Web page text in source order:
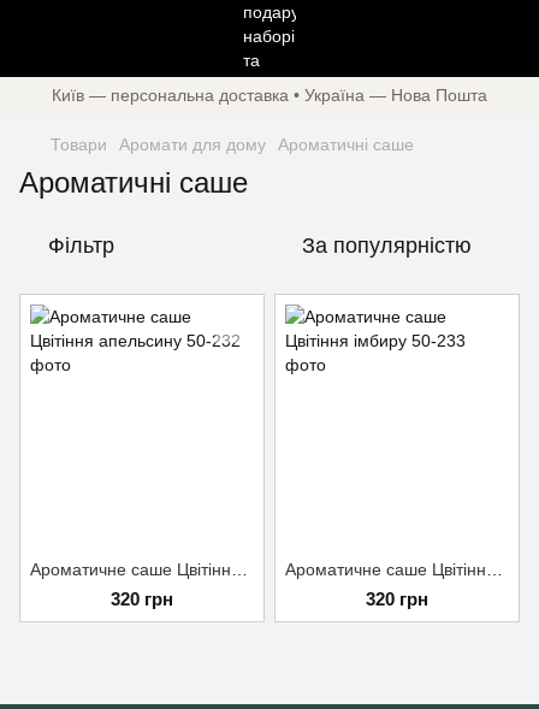
Київ — персональна доставка • Україна — Нова Пошта
Товари Аромати для дому Ароматичні саше
Ароматичні саше
Фільтр За популярністю
320 грн 320 грн